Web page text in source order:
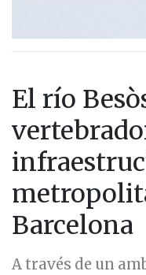
El río
Barcelona
A través de un